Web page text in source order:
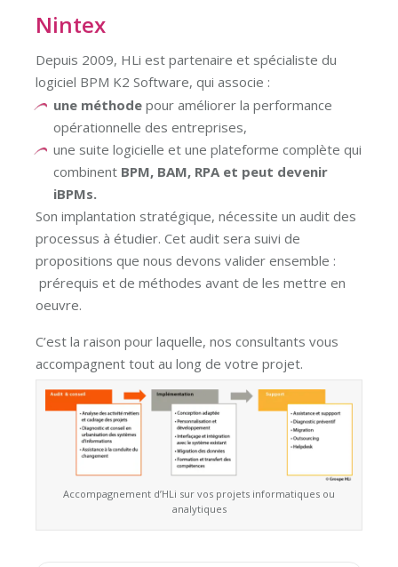
Nintex
Depuis 2009, HLi est partenaire et spécialiste du
logiciel BPM K2 Software, qui associe :
une méthode pour améliorer la performance
opérationnelle des entreprises,
une suite logicielle et une plateforme complète qui
combinent BPM, BAM, RPA et peut devenir
iBPMs.
Son implantation stratégique, nécessite un audit des
processus à étudier. Cet audit sera suivi de
propositions que nous devons valider ensemble :
prérequis et de méthodes avant de les mettre en
oeuvre.
C’est la raison pour laquelle, nos consultants vous
accompagnent tout au long de votre projet.
Accompagnement d’HLi sur vos projets informatiques ou
analytiques